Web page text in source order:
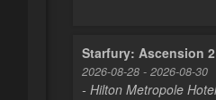
Starfury: Ascension 2
2026-08-28 - 2026-08-30
- Hilton Metropole